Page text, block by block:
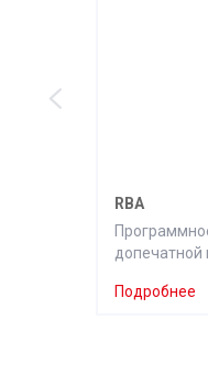
RBA
допечатной
Подробнее